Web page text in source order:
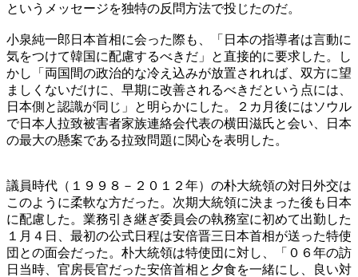
というメッセージを独特の反問方法で投じたのだ。
小泉純一郎日本首相に会った際も、「日本の指導者は言動に
気をつけて韓国に配慮するべきだ」と直接的に要求した。し
かし「両国間の政治的な冷え込みが放置されれば、双方に望
ましくないだけに、早期に改善されるべきだという点には、
日本側と認識が同じ」と明らかにした。２カ月後にはソウル
で日本人拉致被害者家族連絡会代表の横田滋氏と会い、日本
の最大の懸案である拉致問題に関心を表明した。
議員時代（１９９８－２０１２年）の朴大統領の対日外交は
このように柔軟な方だった。次期大統領に決まった後も日本
に配慮した。業務引き継ぎ委員会の執務室に初めて出勤した
１月４日、最初の公式日程は安倍晋三日本首相が送った特使
団との面会だった。朴大統領は特使団に対し、「０６年の訪
日当時、官房長官だった安倍首相と夕食を一緒にし、良い対